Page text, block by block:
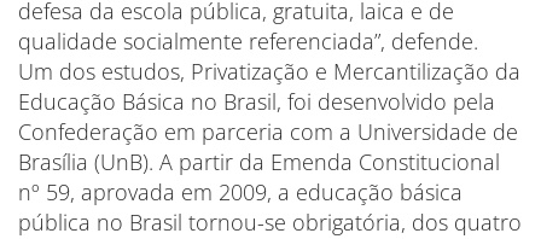
defesa da escola pública, gratuita, laica e de
qualidade socialmente referenciada”, defende.
Um dos estudos, Privatização e Mercantilização da
Educação Básica no Brasil, foi desenvolvido pela
Confederação em parceria com a Universidade de
Brasília (UnB). A partir da Emenda Constitucional
nº 59, aprovada em 2009, a educação básica
pública no Brasil tornou-se obrigatória, dos quatro